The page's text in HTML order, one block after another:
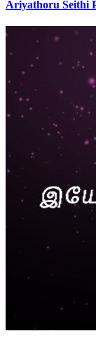
Ariyathoru Seithi